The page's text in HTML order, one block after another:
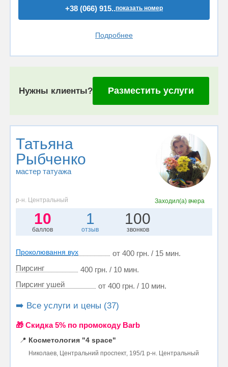
+38 (066) 915..показать номер
Подробнее
Нужны клиенты? Разместить услуги
Татьяна
Рыбченко
мастер татуажа
р-н. Центральный Заходил(а) вчера
10
баллов
1
отзыв
100
звонков
Проколювання вух
от 400 грн. / 15 мин.
Пирсинг
400 грн. / 10 мин.
Пирсинг ушей
от 400 грн. / 10 мин.
➡️ Все услуги и цены (37)
🎁 Cкидка 5% по промокоду Barb
📍 Косметология "4 space"
Николаев, Центральний проспект, 195/1 р-н. Центральный